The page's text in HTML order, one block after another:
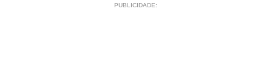
PUBLICIDADE: